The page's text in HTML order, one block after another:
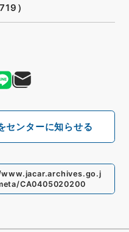
センターに知らせる
）
CA0405020200